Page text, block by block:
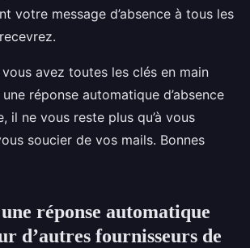
votre message d’absence à tous les
avez toutes les clés en main
réponse automatique d’absence
il ne vous reste plus qu’à vous
soucier de vos mails. Bonnes
réponse automatique
d’autres fournisseurs de